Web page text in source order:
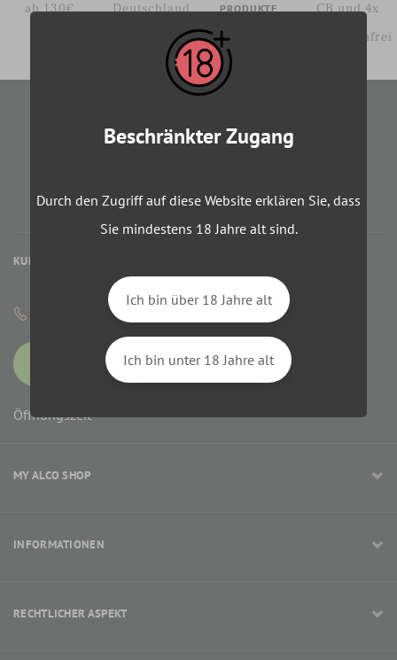
ab 130€
Deutschland
PRODUKTE
vorrätig
CB und 4x
gebührenfrei
NEWSLETTER
Le blog
Beschränkter Zugang
Durch den Zugriff auf diese Website erklären Sie, dass
Sie mindestens 18 Jahre alt sind.
Ich bin über 18 Jahre alt
Ich bin unter 18 Jahre alt
KUNDENBETREUUNG
+33 9 80 80 97 33
Öffnungszeit
MY ALCO SHOP
INFORMATIONEN
RECHTLICHER ASPEKT